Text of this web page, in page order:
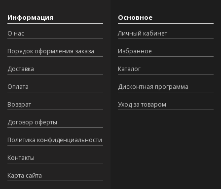
Информация
О нас
Порядок оформления заказа
Доставка
Оплата
Возврат
Договор оферты
Политика конфиденциальности
Контакты
Карта сайта
Основное
Личный кабинет
Избранное
Каталог
Дисконтная программа
Уход за товаром